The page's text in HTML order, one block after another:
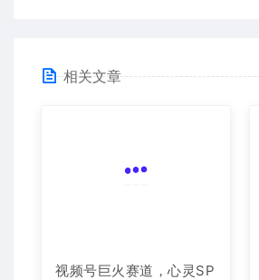
相关文章
视频号巨火赛道，心灵SP